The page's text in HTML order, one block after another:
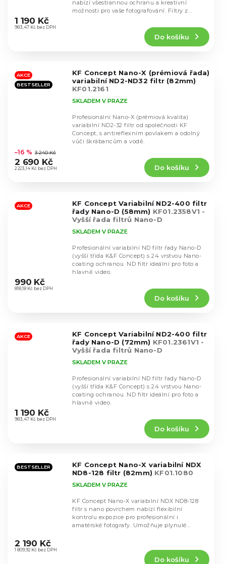
hodnocení
produktu
hvězdiček.
983,47 Kč bez DPH
1 190 Kč
Do košíku
nabízí všestrannou ochranu a kreativní
možnosti pro vaše fotografování. Filtry z
AKCE
BESTSELLER
KF Concept Nano-X (prémiová řada)
variabilní ND2-ND32 filtr (82mm)
KF01.2161
hodnocení
produktu
je
hvězdiček.
SKLADEM V PRAZE
2 223,14 Kč bez DPH
–16 % 3 240 Kč
2 690 Kč
Do košíku
Profesionální Nano-X (prémiová kvalita)
variabilní ND2-32 filtr od společnosti KF
Concept, s antireflexním povlakem a odolný
vůči škrábancům a vodě.
AKCE
KF Concept Variabilní ND2-400 filtr
řady Nano-D (58mm) KF01.2358V1 -
Vyšší řada filtrů Nano-D
hodnocení
produktu
hvězdiček.
SKLADEM V PRAZE
818,18 Kč bez DPH
990 Kč
Do košíku
Profesionální variabilní ND filtr řady Nano-D
(vyšší třída K&F Concept) s 24 vrstvou Nano-
coating ochranou. ND filtr ideální pro foto a
hlavně video.
AKCE
KF Concept Variabilní ND2-400 filtr
řady Nano-D (72mm) KF01.2361V1 -
Vyšší řada filtrů Nano-D
hodnocení
produktu
hvězdiček.
SKLADEM V PRAZE
983,47 Kč bez DPH
1 190 Kč
Do košíku
Profesionální variabilní ND filtr řady Nano-D
(vyšší třída K&F Concept) s 24 vrstvou Nano-
coating ochranou. ND filtr ideální pro foto a
hlavně video.
BESTSELLER
KF Concept Nano-X variabilní NDX
ND8-128 filtr (82mm) KF01.1080
hodnocení
produktu
SKLADEM V PRAZE
1 809,92 Kč bez DPH
2 190 Kč
Do košíku
KF Concept Nano-X variabilní NDX ND8-128
filtr s nano povrchem nabízí flexibilní
kontrolu expozice pro profesionální i
amatérské fotografy. Umožňuje plynulé